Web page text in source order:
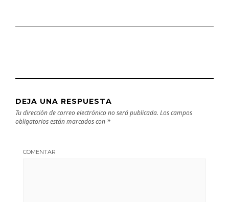
DEJA UNA RESPUESTA
Tu dirección de correo electrónico no será publicada. Los campos
obligatorios están marcados con *
COMENTAR